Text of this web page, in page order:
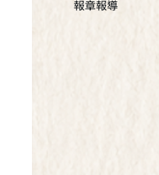
報章報導